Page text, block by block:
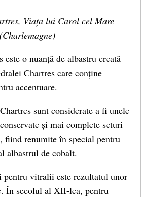
Viața lui Carol cel Mare
(Charlemagne)
o nuanță de albastru creată
Chartres care conține
accentuare.
sunt considerate a fi unele
și mai complete seturi
fiind renumite în special pentru
albastrul de cobalt.
pentru vitralii este rezultatul unor
În secolul al XII-lea, pentru